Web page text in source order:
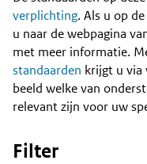
Content
verplichting. Als u op
u naar de webpagina
met meer informatie.
standaarden krijgt u via
beeld welke van
relevant zijn voor uw
Filter